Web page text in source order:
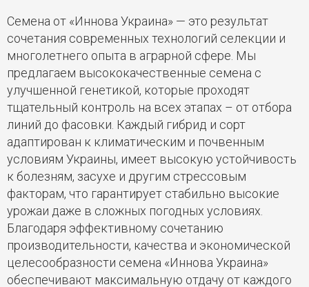
Семена от «Иннова Украина» — это результат
сочетания современных технологий селекции и
многолетнего опыта в аграрной сфере. Мы
предлагаем высококачественные семена с
улучшенной генетикой, которые проходят
тщательный контроль на всех этапах – от отбора
линий до фасовки. Каждый гибрид и сорт
адаптирован к климатическим и почвенным
условиям Украины, имеет высокую устойчивость
к болезням, засухе и другим стрессовым
факторам, что гарантирует стабильно высокие
урожаи даже в сложных погодных условиях.
Благодаря эффективному сочетанию
производительности, качества и экономической
целесообразности семена «Иннова Украина»
обеспечивают максимальную отдачу от каждого